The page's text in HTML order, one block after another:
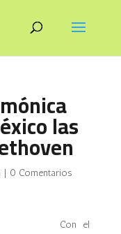
las
| 0 Comentarios
Con el